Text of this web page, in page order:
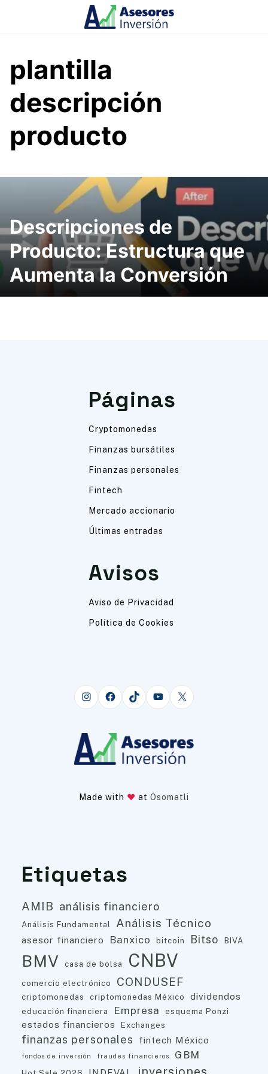
plantilla
descripción
producto
Descripciones de
Producto: Estructura que
Aumenta la Conversión
Páginas
Cryptomonedas
Finanzas bursátiles
Finanzas personales
Fintech
Mercado accionario
Últimas entradas
Avisos
Aviso de Privacidad
Política de Cookies
Instagram
FacebookTikTokYouTube
X
Made with at Osomatli
Etiquetas
AMIB análisis financiero
Análisis Fundamental Análisis Técnico
asesor financiero Banxico bitcoin Bitso BIVA
BMV casa de bolsa CNBV
comercio electrónico CONDUSEF
criptomonedas criptomonedas México dividendos
educación financiera Empresa esquema Ponzi
estados financieros Exchanges
finanzas personales fintech México
fondos de inversión fraudes financieros GBM